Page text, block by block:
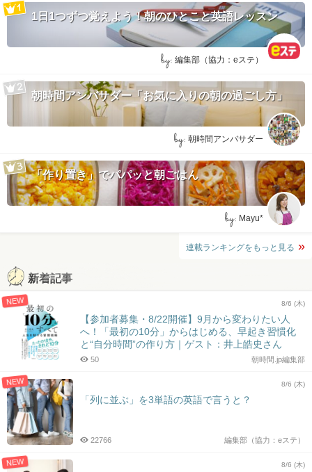
1日1つずつ覚えよう！朝のひとこと英語レッスン
by: 編集部（協力：eステ）
朝時間アンバサダー「お気に入りの朝の過ごし方」
by: 朝時間アンバサダー
「作り置き」でパパッと朝ごはん
by: Mayu*
連載ランキングをもっと見る
新着記事
NEW 8/6 (木)
【参加者募集・8/22開催】9月から変わりたい人
へ！「最初の10分」からはじめる、早起き習慣化
と“自分時間”の作り方｜ゲスト：井上皓史さん
朝時間.jp編集部
50
NEW 8/6 (木)
「列に並ぶ」を3単語の英語で言うと？
編集部（協力：eステ）
22766
NEW 8/6 (木)